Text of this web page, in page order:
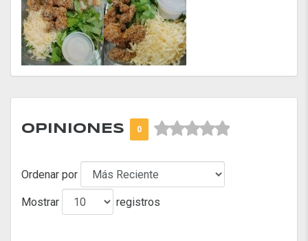
OPINIONES 0 


Ordenar por
Mostrar registros